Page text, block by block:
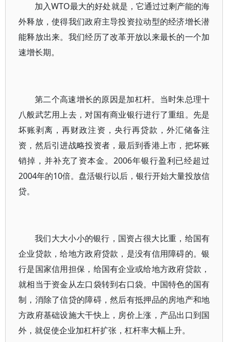
加入WTO最大的好处就是，它通过过剩产能的海
外释放，使得我们政府主导投资拉动型的经济增长潜
能释放出来。我们经历了改革开放以来最长的一个加
速增长期。
第二个高速增长的原因是加杠杆。当时朱总理十
八般武艺用上去，对国有商业银行进行了重组。先是
坏账剥离，再财政注资，央行再贷款，外汇储备注
资，然后引进战略投资者，最后到香港上市，把坏账
销掉，并补充了资本金。2006年银行盈利已经超过
2004年的10倍。盘活银行以后，银行开始大量投放信
贷。
我们大大小小的银行，国资占很大比重，给国有
企业贷款，给地方政府贷款，是没有信用障碍的。银
行是国家信用担保，给国有企业或给地方政府贷款，
就相当于资金从左口袋转到右口袋。中国特色的国有
制，消除了信贷的障碍，然后有抵押品的房地产和地
方政府基础设施大干快上，房价上涨，产品出口到国
外，就促使企业加杠杆扩张，杠杆率大幅上升。